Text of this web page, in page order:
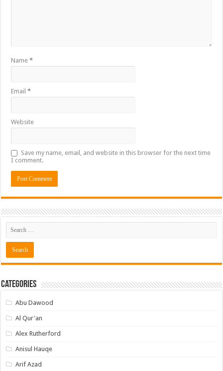
Name*
Email*
Website
Save my name, email, and website in this browser for the next time
I comment.
Categories
Abu Dawood
Al Qur'an
Alex Rutherford
Anisul Hauqe
Arif Azad